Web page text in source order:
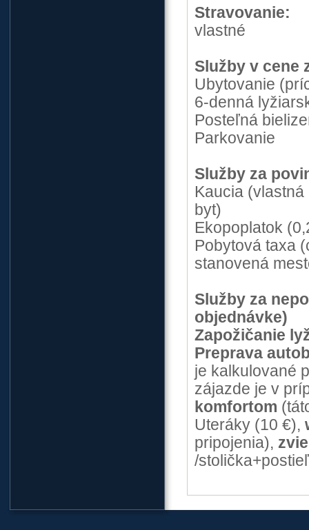
Stravovanie:
vlastné
Služby v cene
Ubytovanie
6-denná
Posteľná
Parkovanie
Služby za
Kaucia
byt)
Ekopoplatok
Pobytová taxa
stanovená
Služby za
objednávke)
Zapožičanie
Preprava
je kalkulované
zájazde je v
komfortom
Uteráky (10 €),
pripojenia),
/